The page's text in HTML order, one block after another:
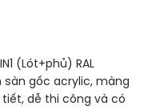
(Lót+phủ) RAL
sàn gốc acrylic, màng
dễ thi công và có